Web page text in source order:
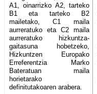
A1, oinarrizko A2, tarteko
B1 eta tarteko B2
mailetako, C1 maila
aurreratuko eta C2 maila
aurreratuko hizkuntza-
gaitasuna hobetzeko,
Hizkuntzen Europako
Erreferentzia Marko
Bateratuan maila
horietarako
definitutakoaren arabera.